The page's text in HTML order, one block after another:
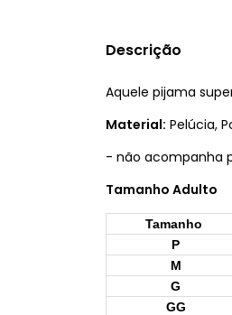
Descrição
Aquele pijama
Material: Pelúcia,
- não acompanha
Tamanho Adulto
Tamanho
P
M
G
GG